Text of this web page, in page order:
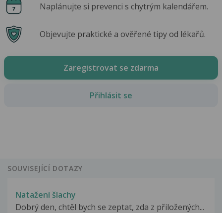
Naplánujte si prevenci s chytrým kalendářem.
Objevujte praktické a ověřené tipy od lékařů.
Zaregistrovat se zdarma
Přihlásit se
SOUVISEJÍCÍ DOTAZY
Natažení šlachy
Dobrý den, chtěl bych se zeptat, zda z přiložených...